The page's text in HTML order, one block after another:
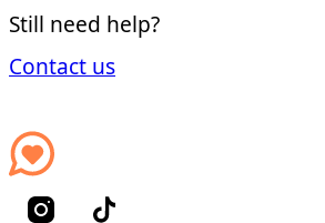
Still need help?
Contact us